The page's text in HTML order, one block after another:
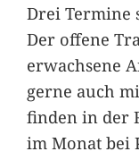
Drei Termine
Der offene
erwachsene
gerne auch
finden in der
im Monat bei